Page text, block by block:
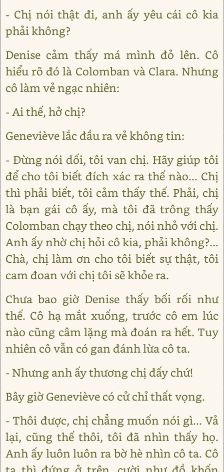
- Chị nói thật đi, anh ấy yêu cái cô kia
phải không?
Denise cảm thấy má mình đỏ lên. Cô
hiểu rõ đó là Colomban và Clara. Nhưng
cô làm vẻ ngạc nhiên:
- Ai thế, hở chị?
Geneviève lắc đầu ra vẻ không tin:
- Đừng nói dối, tôi van chị. Hãy giúp tôi
để cho tôi biết đích xác ra thế nào... Chị
thì phải biết, tôi cảm thấy thế. Phải, chị
là bạn gái cô ấy, mà tôi đã trông thấy
Colomban chạy theo chị, nói nhỏ với chị.
Anh ấy nhờ chị hỏi cô kia, phải không?...
Chà, chị làm ơn cho tôi biết sự thật, tôi
cam đoan với chị tôi sẽ khỏe ra.
Chưa bao giờ Denise thấy bối rối như
thế. Cô hạ mắt xuống, trước cô em lúc
nào cũng câm lặng mà đoán ra hết. Tuy
nhiên cô vẫn có gan đánh lừa cô ta.
- Nhưng anh ấy thương chị đấy chứ!
Bây giờ Geneviève có cử chỉ thất vọng.
- Thôi được, chị chẳng muốn nói gì... Vả
lại, cũng thế thôi, tôi đã nhìn thấy họ.
Anh ấy luôn luôn ra bờ hè nhìn cô ta. Cô